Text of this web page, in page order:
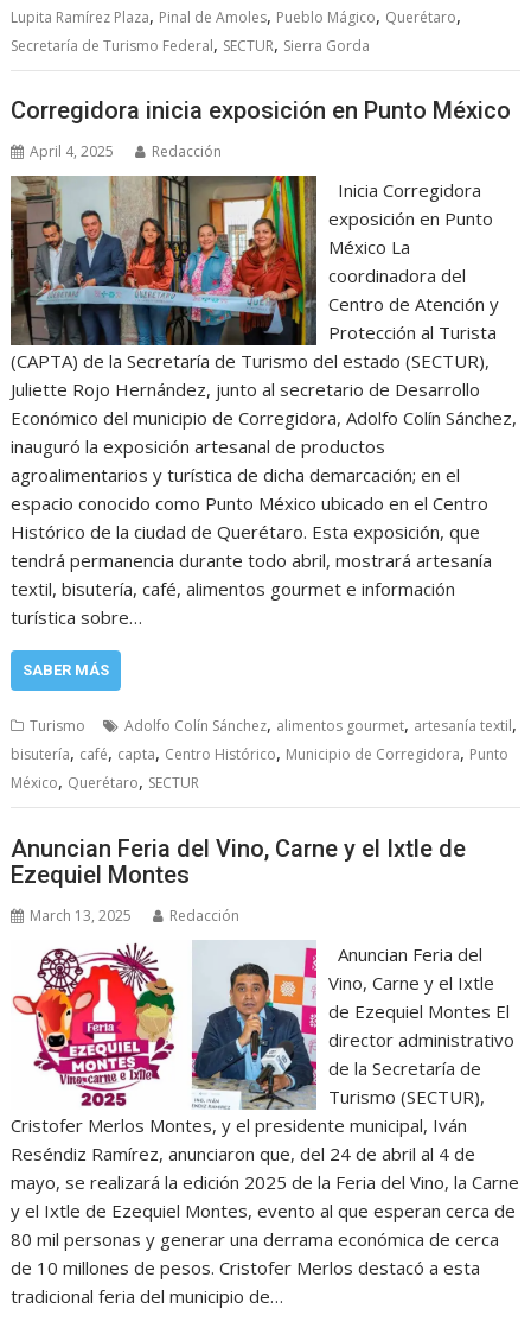
Lupita Ramírez Plaza, Pinal de Amoles, Pueblo Mágico, Querétaro,
Secretaría de Turismo Federal, SECTUR, Sierra Gorda
Corregidora inicia exposición en Punto México
April 4, 2025 Redacción
Inicia Corregidora
exposición en Punto
México La
coordinadora del
Centro de Atención y
Protección al Turista
(CAPTA) de la Secretaría de Turismo del estado (SECTUR),
Juliette Rojo Hernández, junto al secretario de Desarrollo
Económico del municipio de Corregidora, Adolfo Colín Sánchez,
inauguró la exposición artesanal de productos
agroalimentarios y turística de dicha demarcación; en el
espacio conocido como Punto México ubicado en el Centro
Histórico de la ciudad de Querétaro. Esta exposición, que
tendrá permanencia durante todo abril, mostrará artesanía
textil, bisutería, café, alimentos gourmet e información
turística sobre…
SABER MÁS
Turismo Adolfo Colín Sánchez, alimentos gourmet, artesanía textil,
bisutería, café, capta, Centro Histórico, Municipio de Corregidora, Punto
México, Querétaro, SECTUR
Anuncian Feria del Vino, Carne y el Ixtle de
Ezequiel Montes
March 13, 2025 Redacción
Anuncian Feria del
Vino, Carne y el Ixtle
de Ezequiel Montes El
director administrativo
de la Secretaría de
Turismo (SECTUR),
Cristofer Merlos Montes, y el presidente municipal, Iván
Reséndiz Ramírez, anunciaron que, del 24 de abril al 4 de
mayo, se realizará la edición 2025 de la Feria del Vino, la Carne
y el Ixtle de Ezequiel Montes, evento al que esperan cerca de
80 mil personas y generar una derrama económica de cerca
de 10 millones de pesos. Cristofer Merlos destacó a esta
tradicional feria del municipio de…